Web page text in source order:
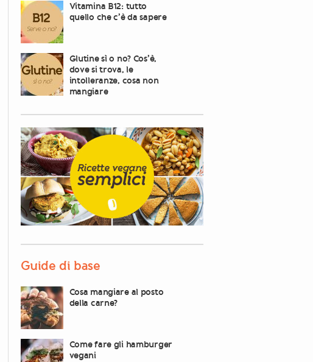
Vitamina B12: tutto
quello che c’è da sapere
Glutine sì o no? Cos’è,
dove si trova, le
intolleranze, cosa non
mangiare
Guide di base
Cosa mangiare al posto
della carne?
Come fare gli hamburger
vegani